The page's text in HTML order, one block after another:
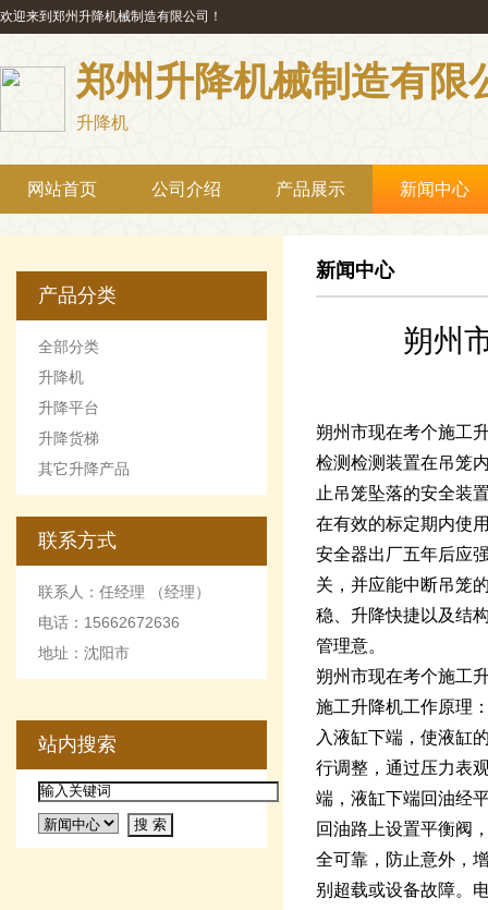
欢迎来到郑州升降机械制造有限公司！
郑州升降机械制造有限
升降机
网站首页 公司介绍 产品展示 新闻中心
产品分类
全部分类
升降机
升降平台
升降货梯
其它升降产品
联系方式
联系人：任经理 （经理）
电话：15662672636
地址：沈阳市
站内搜索
新闻中心
朔州
朔州市现在考个施工
检测检测装置在吊笼
止吊笼坠落的安全装
在有效的标定期内使
安全器出厂五年后应
关，并应能中断吊笼
稳、升降快捷以及结
管理意。
朔州市现在考个施工
施工升降机工作原理
入液缸下端，使液缸
行调整，通过压力表
端，液缸下端回油经
回油路上设置平衡阀
全可靠，防止意外，
别超载或设备故障。